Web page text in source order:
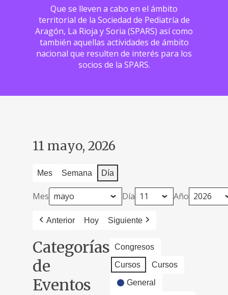
Que se lleven a cabo en el ámbito
territorial de la Sociedad de Pediatría de
Aragón, La Rioja y Soria (SPARS) así como
también aquellas actividades de ámbito
nacional que resulten de interés para los
socios de la SPARS.
11 mayo, 2026
Mes Semana Día
Mes Día Año
Anterior Hoy Siguiente
Categorías
de
Eventos
Congresos
Cursos Cursos
General